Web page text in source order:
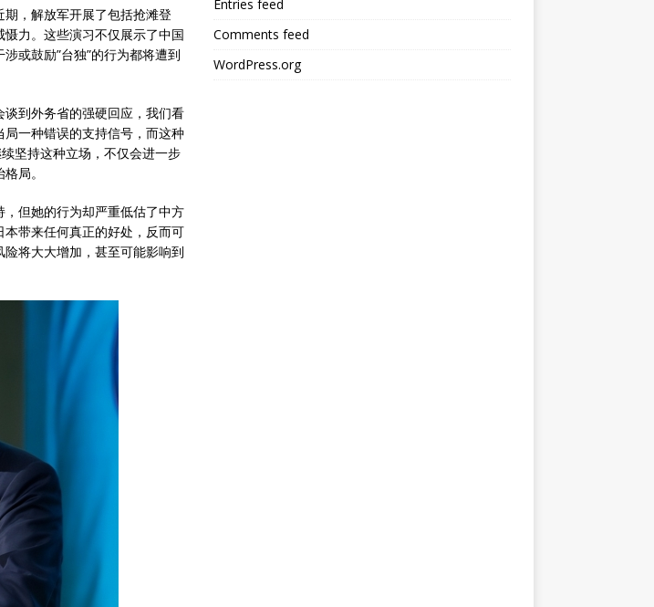
，解放军开展了包括抢滩登
力。这些演习不仅展示了中国
或鼓励”台独”的行为都将遭到
到外务省的强硬回应，我们看
一种错误的支持信号，而这种
坚持这种立场，不仅会进一步
局。
但她的行为却严重低估了中方
带来任何真正的好处，反而可
将大大增加，甚至可能影响到
Entries feed
Comments feed
WordPress.org